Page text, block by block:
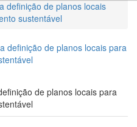
definição de planos locais
sustentável
de planos locais para